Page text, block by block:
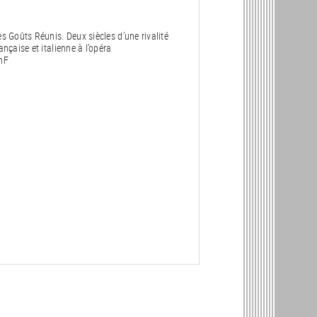
Goûts Réunis. Deux siècles d’une rivalité
et italienne à l’opéra